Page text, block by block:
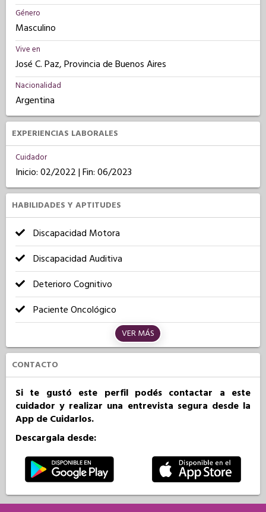
Género
Masculino
Vive en
José C. Paz, Provincia de Buenos Aires
Nacionalidad
Argentina
EXPERIENCIAS LABORALES
Cuidador
Inicio: 02/2022 | Fin: 06/2023
HABILIDADES Y APTITUDES
Discapacidad Motora
Discapacidad Auditiva
Deterioro Cognitivo
Paciente Oncológico
VER MÁS
CONTACTO
Si te gustó este perfil podés contactar a este
cuidador y realizar una entrevista segura desde la
App de Cuidarlos.
Descargala desde: